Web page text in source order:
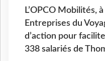
L’OPCO Mobilités,
Entreprises du
d’action pour
338 salariés de